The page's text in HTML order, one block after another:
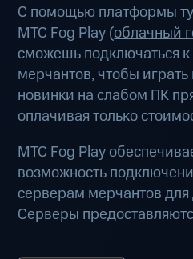
С помощью платформы
МТС Fog Play (облачный
сможешь подключаться
мерчантов, чтобы
новинки на слабом ПК
оплачивая только
МТС Fog Play
возможность
серверам мерчантов для
Серверы